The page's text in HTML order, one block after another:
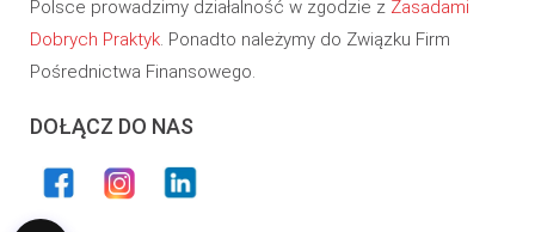
Polsce prowadzimy działalność w zgodzie z Zasadami
Dobrych Praktyk. Ponadto należymy do Związku Firm
Pośrednictwa Finansowego.
DOŁĄCZ DO NAS